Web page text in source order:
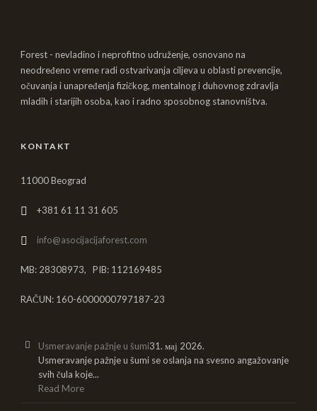
Forest - nevladino i neprofitno udruženje, osnovano na
neodređeno vreme radi ostvarivanja ciljeva u oblasti prevencije,
očuvanja i unapređenja fizičkog, mentalnog i duhovnog zdravlja
mladih i starijih osoba, kao i radno sposobnog stanovništva.
KONTAKT
11000 Beograd
+381 61 11 31 605
info@asocijacijaforest.com
MB: 28308973, PIB: 112169485
RAČUN: 160-6000000797187-23
Usmeravanje pažnje u šumi31. мај 2026.
Usmeravanje pažnje u šumi se oslanja na svesno angažovanje
svih čula koje...
Read More